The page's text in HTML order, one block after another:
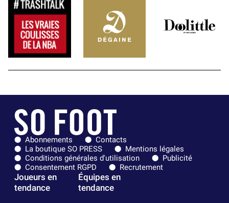
Abonnements
Contacts
La boutique SO PRESS
Mentions légales
Conditions générales d'utilisation
Publicité
Consentement RGPD
Recrutement
Joueurs en
tendance
Équipes en
tendance